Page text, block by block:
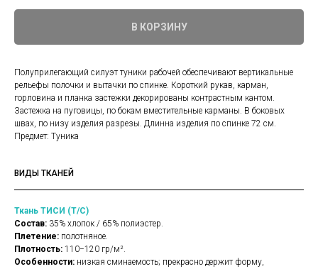
В КОРЗИНУ
Полуприлегающий силуэт туники рабочей обеспечивают вертикальные
рельефы полочки и вытачки по спинке. Короткий рукав, карман,
горловина и планка застежки декорированы контрастным кантом.
Застежка на пуговицы, по бокам вместительные карманы. В боковых
швах, по низу изделия разрезы. Длинна изделия по спинке 72 см.
Предмет: Туника
ВИДЫ ТКАНЕЙ
Ткань ТИСИ (Т/С)
Состав: 35% хлопок / 65% полиэстер.
Плетение: полотняное.
Плотность: 110−120 гр/м².
Особенности: низкая сминаемость; прекрасно держит форму,